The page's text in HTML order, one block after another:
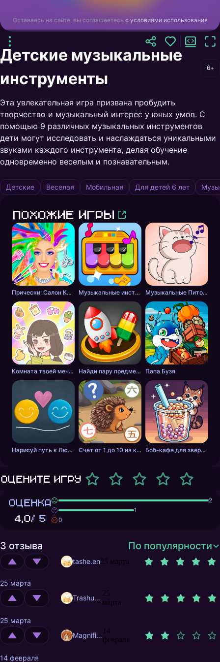
Оставаясь на сайте, вы соглашаетесь с условиями использования
Детские музыкальные
инструменты
6+
Эта увлекательная игра призвана пробудить
творчество и музыкальный интерес у юных умов. С
помощью 9 различных музыкальных инструментов
дети могут исследовать и наслаждаться уникальными
звуками каждого инструмента, делая обучение
одновременно веселым и познавательным.
Детские Веселая Мобильная Для детей 6 лет
Похожие игры
Прически: Салон Красоты Музыкальные инструменты для детей Музыкальные Питомцы! Милые Поющие Котики
Комната твоей мечты Найди пару предметов 3D Папа Бузя
Нарисуй путь к Любви Счет от 1 до 10 на китайском Боб-кафе для зверей. Мастер бабл-чая.
Оцените игру
ОЦЕНКА
4,0/ 5
2
1
0
3 отзыва По популярности
tashe.en25 марта
25 марта
Trashuser
25
марта
25 марта
MagnificentMrFox
14
февраля
14 февраля